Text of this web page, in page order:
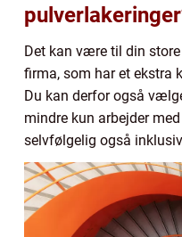
Det kan være til din
firma, som har et ekstra
Du kan derfor også
mindre kun arbejder
selvfølgelig også